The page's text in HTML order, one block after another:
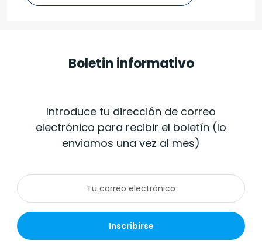
Boletin informativo
Introduce tu dirección de correo
electrónico para recibir el boletín (lo
enviamos una vez al mes)
Inscribirse